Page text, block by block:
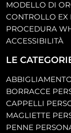
MODELLO DI
CONTROLLO EX
PROCEDURA
ACCESSIBILITÀ
LE
BORRACCE
CAPPELLI
MAGLIETTE
PENNE